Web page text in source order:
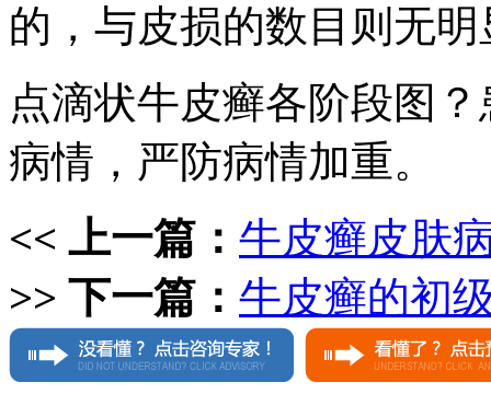
的，与皮损的数目则无
点滴状牛皮癣各阶段图
病情，严防病情加重。
<< 上一篇： 牛皮癣皮肤
>> 下一篇： 牛皮癣的初